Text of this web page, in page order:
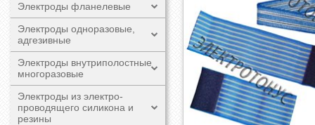
Электроды фланелевые
Электроды одноразовые,
адгезивные
Электроды внутриполостные
многоразовые
Электроды из электро-
проводящего силикона и
резины